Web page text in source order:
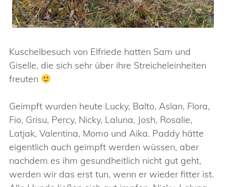
Kuschelbesuch von Elfriede hatten Sam und
Giselle, die sich sehr über ihre Streicheleinheiten
freuten
Geimpft wurden heute Lucky, Balto, Aslan, Flora,
Fio, Grisu, Percy, Nicky, Laluna, Josh, Rosalie,
Latjak, Valentina, Momo und Aika. Paddy hätte
eigentlich auch geimpft werden wüssen, aber
nachdem es ihm gesundheitlich nicht gut geht,
werden wir das erst tun, wenn er wieder fitter ist.